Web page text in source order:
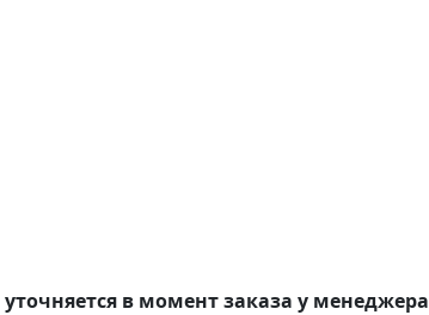
в момент заказа у менеджера